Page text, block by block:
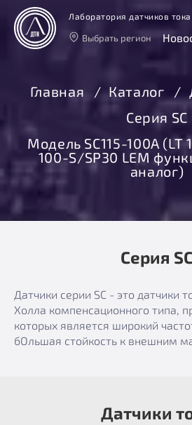
Лаборатория датчиков
Выбрать регион
Москва
Санкт-Петербург
Екатеринбург
Главная Каталог
Серия SC
Модель SC115-100A (LT
100-S/SP30 LEM
аналог)
Серия
Датчики серии SC - это датчики
Холла компенсационного типа,
которых является широкий
бОльшая стойкость к внешним
Датчики